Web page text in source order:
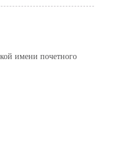
имени почетного